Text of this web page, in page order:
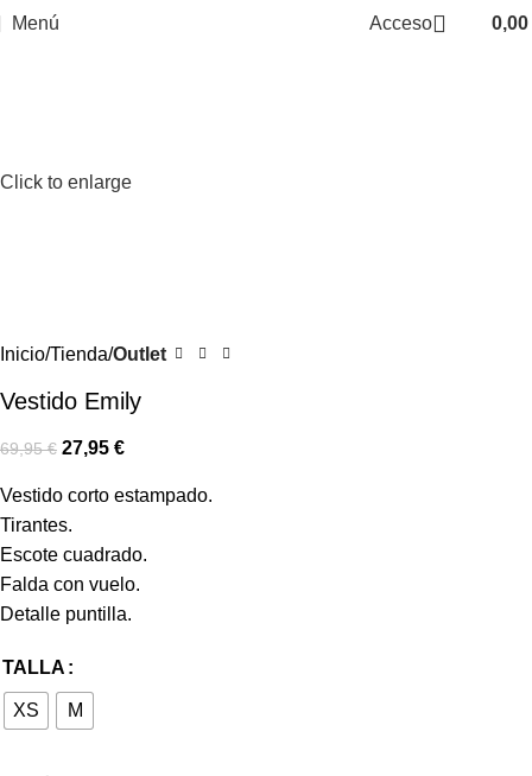
Menú Acceso 0,00
-60%
Click to enlarge
Inicio Tienda Outlet
Vestido Emily
69,95€ 27,95 €
Vestido corto estampado.
Tirantes.
Escote cuadrado.
Falda con vuelo.
Detalle puntilla.
TALLA
XS M